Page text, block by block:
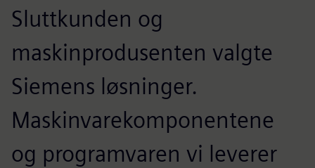
Sluttkunden og
maskinprodusenten valgte
Siemens løsninger.
Maskinvarekomponentene
og programvaren vi leverer